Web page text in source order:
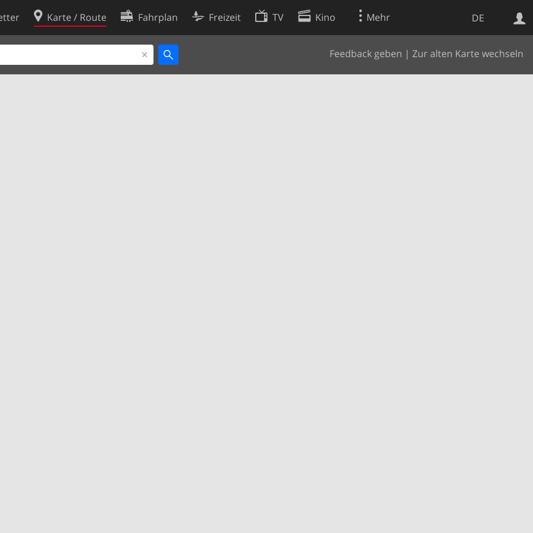
DE
Karte / Route Fahrplan Freizeit TV Kino Mehr
Feedback geben | Zur alten Karte wechseln
Websuche
Cookie-Richtlinie
Cookie-Einstellungen